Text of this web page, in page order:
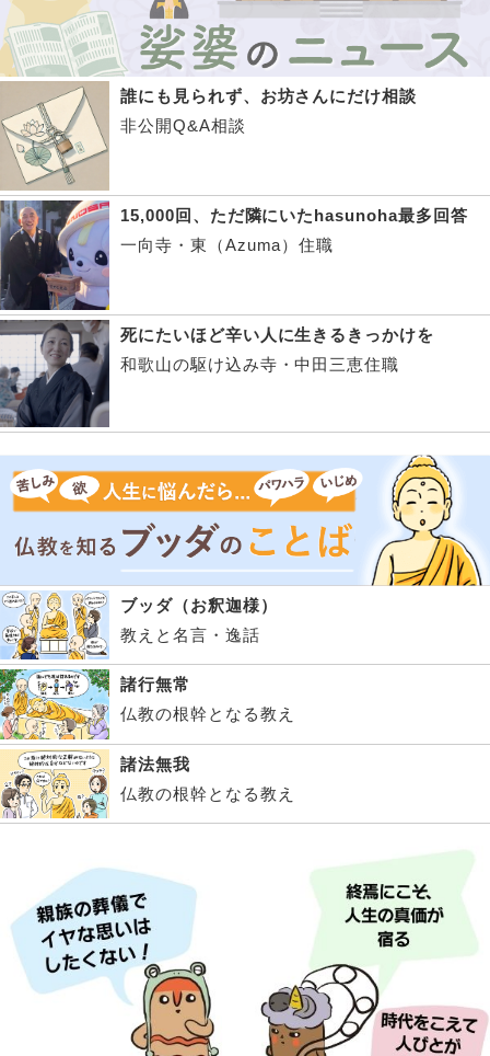
誰にも見られず、お坊さんにだけ相談
非公開Q&A相談
15,000回、ただ隣にいたhasunoha最多回答
一向寺・東（Azuma）住職
死にたいほど辛い人に生きるきっかけを
和歌山の駆け込み寺・中田三恵住職
ブッダ（お釈迦様）
教えと名言・逸話
諸行無常
仏教の根幹となる教え
諸法無我
仏教の根幹となる教え